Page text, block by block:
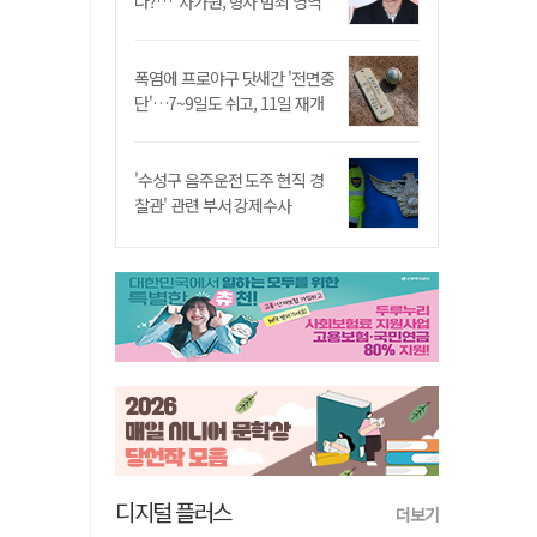
폭염에 프로야구 닷새간 '전면중
단'…7~9일도 쉬고, 11일 재개
'수성구 음주운전 도주 현직 경
찰관' 관련 부서 강제수사
디지털 플러스 더보기